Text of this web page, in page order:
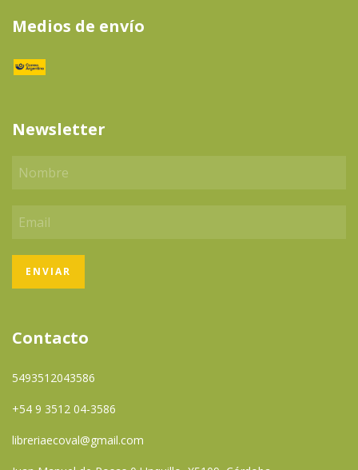
Medios de envío
Newsletter
Contacto
5493512043586
+54 9 3512 04-3586
libreriaecoval@gmail.com